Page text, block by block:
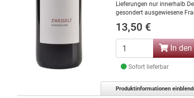
Lieferungen nur innerhalb
gesondert ausgewiesene
13,50 €
In den
Sofort lieferbar
Produktinformationen